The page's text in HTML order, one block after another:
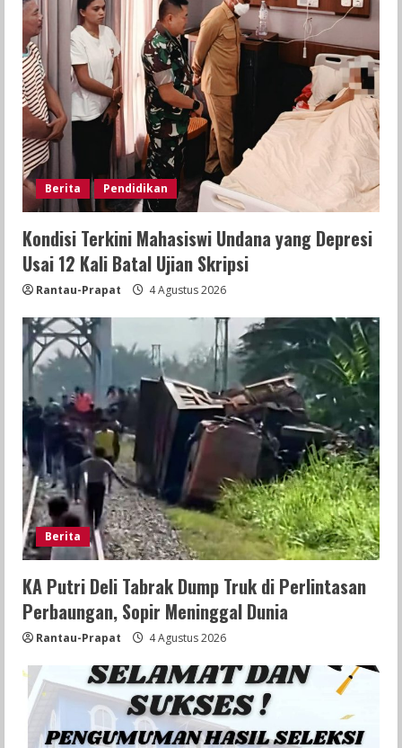
Berita Pendidikan
Kondisi Terkini Mahasiswi Undana yang Depresi
Usai 12 Kali Batal Ujian Skripsi
Rantau-Prapat 4 Agustus 2026
Berita
KA Putri Deli Tabrak Dump Truk di Perlintasan
Perbaungan, Sopir Meninggal Dunia
Rantau-Prapat 4 Agustus 2026